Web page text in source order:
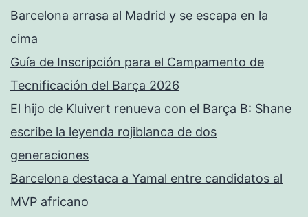
Barcelona arrasa al Madrid y se escapa en la
cima
Guía de Inscripción para el Campamento de
Tecnificación del Barça 2026
El hijo de Kluivert renueva con el Barça B: Shane
escribe la leyenda rojiblanca de dos
generaciones
Barcelona destaca a Yamal entre candidatos al
MVP africano